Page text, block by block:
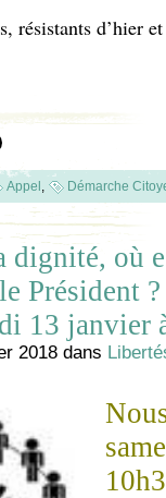
résistants d’hier et
Appel Démarche
dignité, où
Président
13 janvier
2018 dans